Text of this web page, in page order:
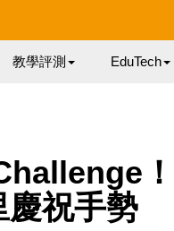
教學評測 EduTech
慶祝手勢